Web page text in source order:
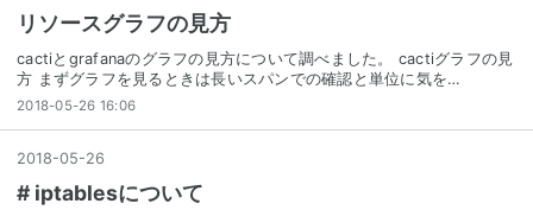
リソースグラフの見方
cactiとgrafanaのグラフの見方について調べました。 cactiグラフの見
方 まずグラフを見るときは長いスパンでの確認と単位に気を…
2018-05-26 16:06
2018-05-26
# iptablesについて